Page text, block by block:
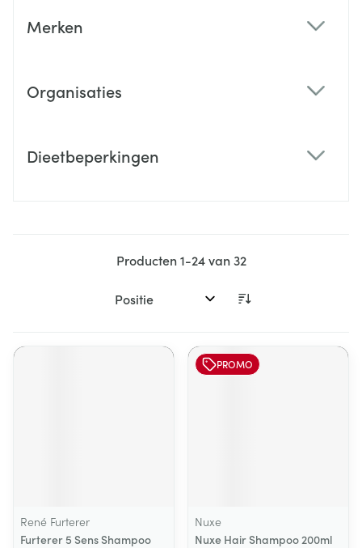
Merken
Organisaties
Dieetbeperkingen
Producten1-24van32
Sorteer op:
René Furterer
Furterer 5 Sens Shampoo
PROMO
Nuxe
Nuxe Hair Shampoo 200ml